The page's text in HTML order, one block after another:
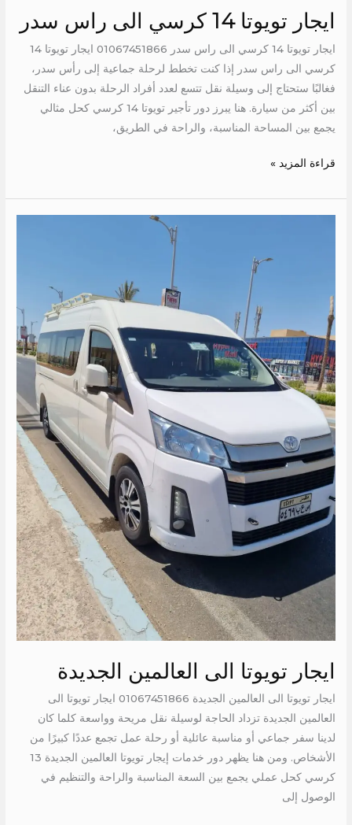
ايجار تويوتا 14 كرسي الى راس سدر
ايجار تويوتا 14 كرسي الى راس سدر 01067451866 ايجار تويوتا 14
كرسي الى راس سدر إذا كنت تخطط لرحلة جماعية إلى رأس سدر،
فغالبًا ستحتاج إلى وسيلة نقل تتسع لعدد أفراد الرحلة بدون عناء التنقل
بين أكثر من سيارة. هنا يبرز دور تأجير تويوتا 14 كرسي كحل مثالي
يجمع بين المساحة المناسبة، والراحة في الطريق،
قراءة المزيد »
ايجار تويوتا الى العالمين الجديدة
ايجار تويوتا الى العالمين الجديدة 01067451866 ايجار تويوتا الى
العالمين الجديدة تزداد الحاجة لوسيلة نقل مريحة وواسعة كلما كان
لدينا سفر جماعي أو مناسبة عائلية أو رحلة عمل تجمع عددًا كبيرًا من
الأشخاص. ومن هنا يظهر دور خدمات إيجار تويوتا العالمين الجديدة 13
كرسي كحل عملي يجمع بين السعة المناسبة والراحة والتنظيم في
الوصول إلى
الجديدة